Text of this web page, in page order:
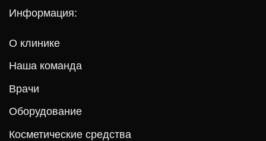
Информация:
О клинике
Наша команда
Врачи
Оборудование
Косметические средства